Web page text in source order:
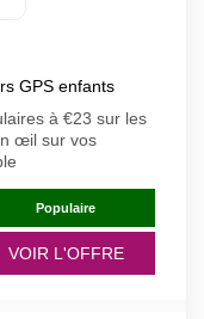
GPS enfants
à €23 sur les
œil sur vos
Populaire
VOIR L'OFFRE